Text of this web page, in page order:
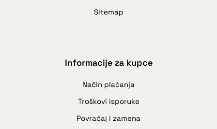
Sitemap
Informacije za kupce
Način plaćanja
Troškovi isporuke
Povraćaj i zamena